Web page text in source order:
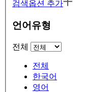
검색옵션 추가
언어유형
전체
전체
한국어
영어